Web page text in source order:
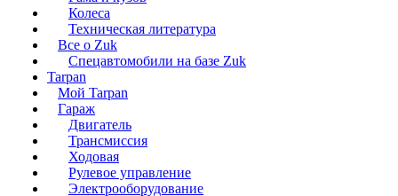
Колеса
Техническая литература
Все о Zuk
Спецавтомобили на базе Zuk
Tarpan
Мой Tarpan
Гараж
Двигатель
Трансмиссия
Ходовая
Рулевое управление
Электрооборудование